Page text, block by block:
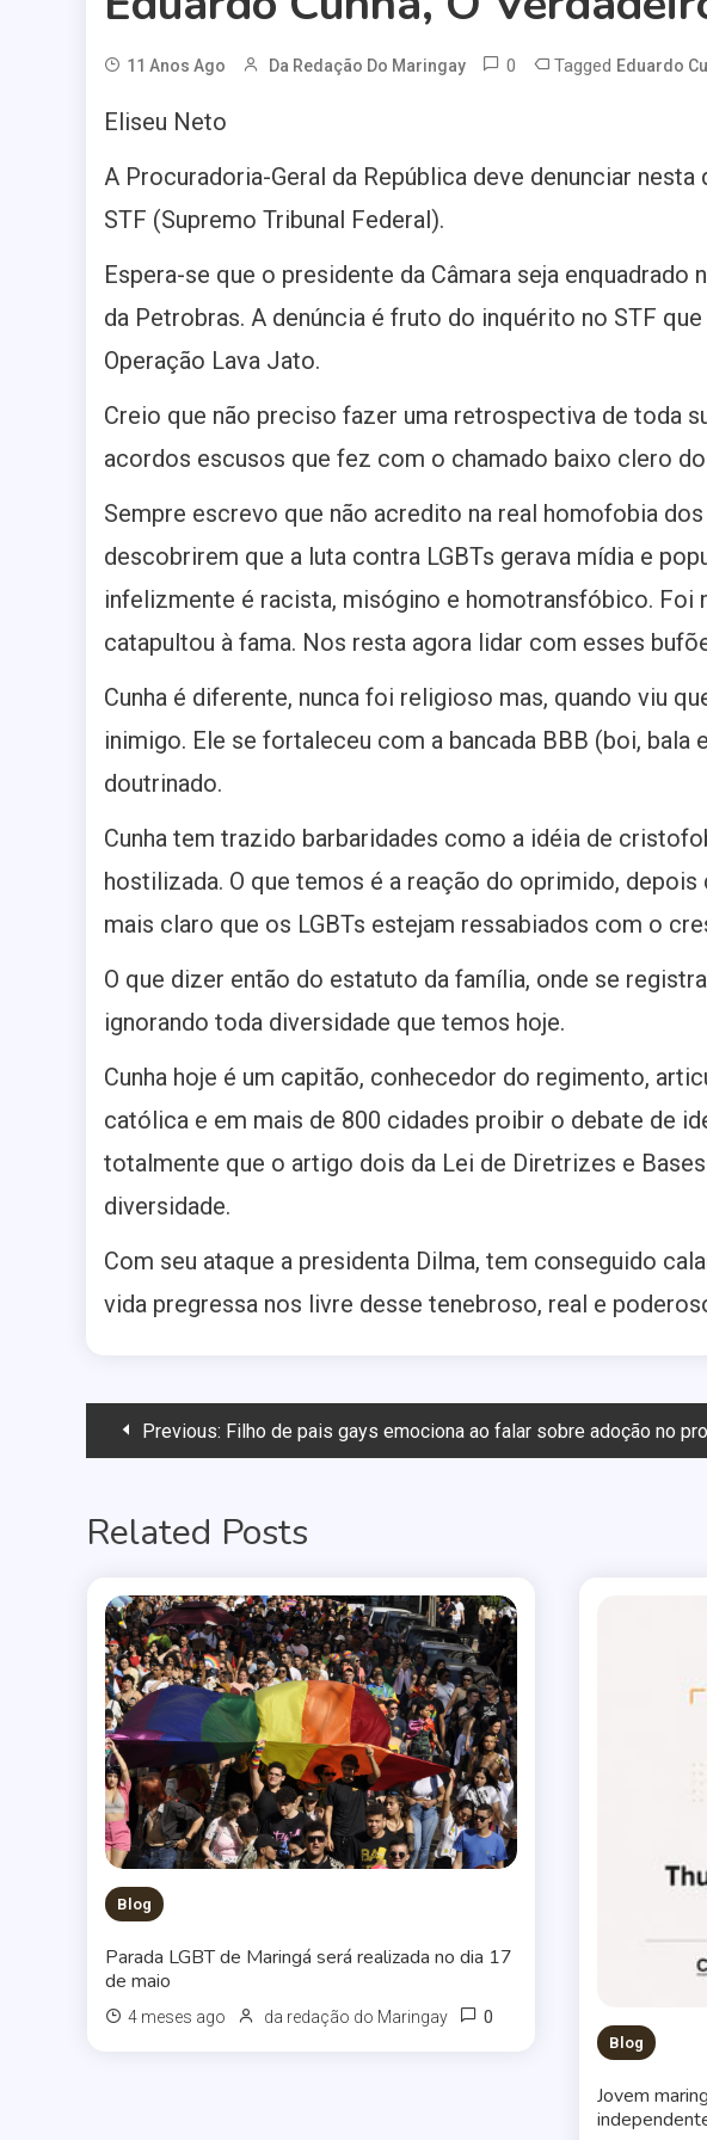
11 Anos Ago Da Redação Do Maringay 0 Tagged Eduardo
Eliseu Neto
A Procuradoria-Geral da República deve denunciar
STF (Supremo Tribunal Federal).
Espera-se que o presidente da Câmara seja
da Petrobras. A denúncia é fruto do inquérito no STF
Operação Lava Jato.
Creio que não preciso fazer uma retrospectiva de toda
acordos escusos que fez com o chamado baixo clero
Sempre escrevo que não acredito na real homofobia
descobrirem que a luta contra LGBTs gerava mídia e
infelizmente é racista, misógino e homotransfóbico.
catapultou à fama. Nos resta agora lidar com esses
Cunha é diferente, nunca foi religioso mas, quando viu
inimigo. Ele se fortaleceu com a bancada BBB (boi,
doutrinado.
Cunha tem trazido barbaridades como a idéia de
hostilizada. O que temos é a reação do oprimido,
mais claro que os LGBTs estejam ressabiados com o
O que dizer então do estatuto da família, onde se
ignorando toda diversidade que temos hoje.
Cunha hoje é um capitão, conhecedor do regimento,
católica e em mais de 800 cidades proibir o debate de
totalmente que o artigo dois da Lei de Diretrizes e
diversidade.
Com seu ataque a presidenta Dilma, tem conseguido
vida pregressa nos livre desse tenebroso, real e
Navegação
Post
Previous: Filho de pais gays emociona ao falar sobre adoção no programa de Fátima
Related Posts
Blog
Parada LGBT de Maringá será realizada no dia 17
de maio
4 meses ago da redação do Maringay 0
Blog
Jovem